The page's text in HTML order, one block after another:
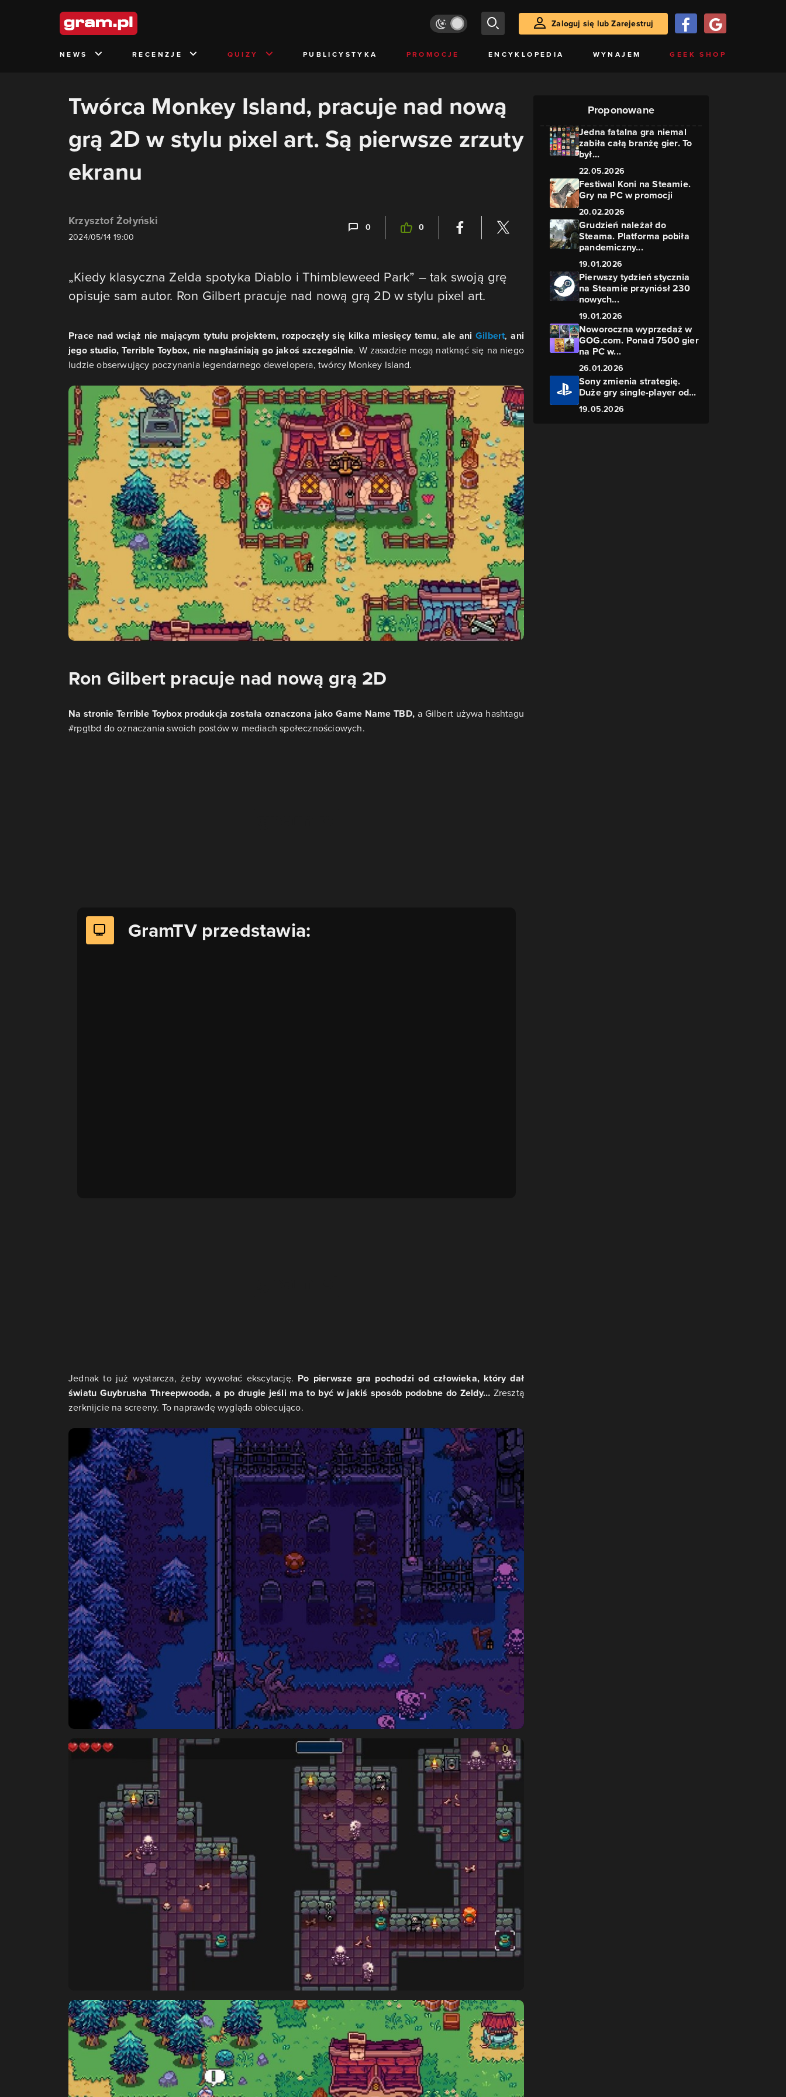
Zaloguj się lub Zarejestruj
NEWS RECENZJE QUIZY PUBLICYSTYKA PROMOCJE ENCYKLOPEDIA WYNAJEM GEEK SHOP
Twórca Monkey Island, pracuje nad nową
grą 2D w stylu pixel art. Są pierwsze zrzuty
ekranu
Krzysztof Żołyński
2024/05/14 19:00
0 0
„Kiedy klasyczna Zelda spotyka Diablo i Thimbleweed Park” – tak swoją grę
opisuje sam autor. Ron Gilbert pracuje nad nową grą 2D w stylu pixel art.
Prace nad wciąż nie mającym tytułu projektem, rozpoczęły się kilka miesięcy temu,ale ani Gilbert,ani
jego studio, Terrible Toybox, nie nagłaśniają go jakoś szczególnie. W zasadzie mogą natknąć się na niego
ludzie obserwujący poczynania legendarnego dewelopera, twórcy Monkey Island.
Ron Gilbert pracuje nad nową grą 2D
Na stronie Terrible Toybox produkcja została oznaczona jako Game Name TBD,a Gilbert używa hashtagu
#rpgtbd do oznaczania swoich postów w mediach społecznościowych.
GramTV przedstawia:
Jednak to już wystarcza, żeby wywołać ekscytację. Po pierwsze gra pochodzi od człowieka, który dał
światu Guybrusha Threepwooda, a po drugie jeśli ma to być w jakiś sposób podobne do Zeldy… Zresztą
zerknijcie na screeny. To naprawdę wygląda obiecująco.
Proponowane
Jedna fatalna gra niemal
zabiła całą branżę gier. To
był...
22.05.2026
Festiwal Koni na Steamie.
Gry na PC w promocji
20.02.2026
Grudzień należał do
Steama. Platforma pobiła
pandemiczny...
19.01.2026
Pierwszy tydzień stycznia
na Steamie przyniósł 230
nowych...
19.01.2026
Noworoczna wyprzedaż w
GOG.com. Ponad 7500 gier
na PC w...
26.01.2026
Sony zmienia strategię.
Duże gry single-player od...
19.05.2026